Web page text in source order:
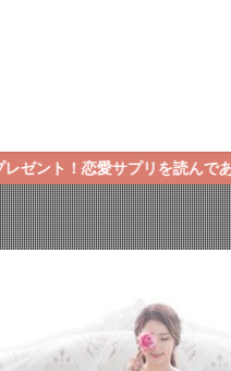
リを読んであなたの恋の悩み